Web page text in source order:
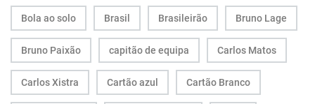
Bola ao solo Brasil Brasileirão Bruno Lage
Bruno Paixão capitão de equipa Carlos Matos
Carlos Xistra Cartão azul Cartão Branco